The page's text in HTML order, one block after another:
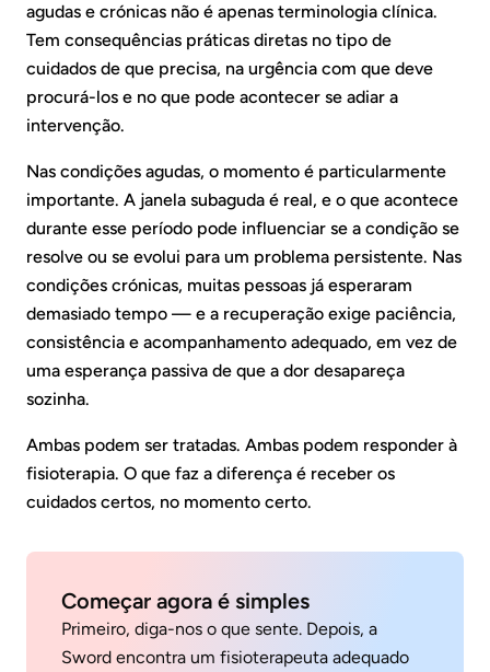
agudas e crónicas não é apenas terminologia clínica.
Tem consequências práticas diretas no tipo de
cuidados de que precisa, na urgência com que deve
procurá-los e no que pode acontecer se adiar a
intervenção.
Nas condições agudas, o momento é particularmente
importante. A janela subaguda é real, e o que acontece
durante esse período pode influenciar se a condição se
resolve ou se evolui para um problema persistente. Nas
condições crónicas, muitas pessoas já esperaram
demasiado tempo — e a recuperação exige paciência,
consistência e acompanhamento adequado, em vez de
uma esperança passiva de que a dor desapareça
sozinha.
Ambas podem ser tratadas. Ambas podem responder à
fisioterapia. O que faz a diferença é receber os
cuidados certos, no momento certo.
Começar agora é simples
Primeiro, diga-nos o que sente. Depois, a
Sword encontra um fisioterapeuta adequado